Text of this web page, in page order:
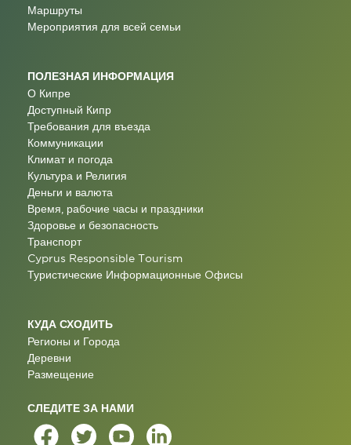
Маршруты
Мероприятия для всей семьи
ПОЛЕЗНАЯ ИНФОРМАЦИЯ
О Кипре
Доступный Кипр
Требования для въезда
Коммуникации
Климат и погода
Культура и Религия
Деньги и валюта
Время, рабочие часы и праздники
Здоровье и безопасность
Транспорт
Cyprus Responsible Tourism
Туристические Информационные Oфисы
КУДА СХОДИТЬ
Регионы и Города
Деревни
Размещение
СЛЕДИТЕ ЗА НАМИ